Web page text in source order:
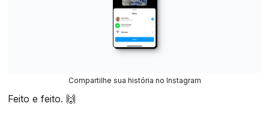
Compartilhe sua história no Instagram
Feito e feito. 🙌